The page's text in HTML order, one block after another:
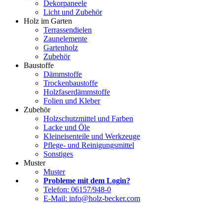
Dekorpaneele
Licht und Zubehör
Holz im Garten
Terrassendielen
Zaunelemente
Gartenholz
Zubehör
Baustoffe
Dämmstoffe
Trockenbaustoffe
Holzfaserdämmstoffe
Folien und Kleber
Zubehör
Holzschutzmittel und Farben
Lacke und Öle
Kleineisenteile und Werkzeuge
Pflege- und Reinigungsmittel
Sonstiges
Muster
Muster
Probleme mit dem Login?
Telefon: 06157/948-0
E-Mail: info@holz-becker.com